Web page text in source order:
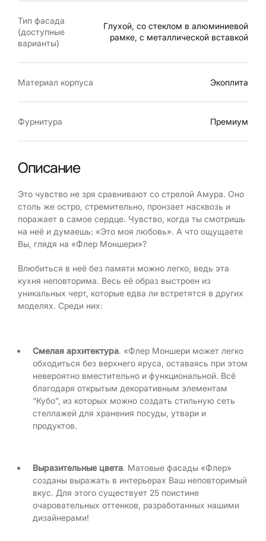
Тип фасада
(доступные
варианты)
Глухой, со стеклом в алюминиевой
рамке, с металлической вставкой
Материал корпуса Экоплита
Фурнитура Премиум
Описание
Это чувство не зря сравнивают со стрелой Амура. Оно
столь же остро, стремительно, пронзает насквозь и
поражает в самое сердце. Чувство, когда ты смотришь
на неё и думаешь: «Это моя любовь». А что ощущаете
Вы, глядя на «Флер Моншери»?
Влюбиться в неё без памяти можно легко, ведь эта
кухня неповторима. Весь её образ выстроен из
уникальных черт, которые едва ли встретятся в других
моделях. Среди них:
Смелая архитектура. «Флер Моншери может легко
обходиться без верхнего яруса, оставаясь при этом
невероятно вместительно и функциональной. Всё
благодаря открытым декоративным элементам
“Кубо”, из которых можно создать стильную сеть
стеллажей для хранения посуды, утвари и
продуктов.
Выразительные цвета. Матовые фасады «Флер»
созданы выражать в интерьерах Ваш неповторимый
вкус. Для этого существует 25 поистине
очаровательных оттенков, разработанных нашими
дизайнерами!